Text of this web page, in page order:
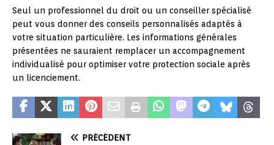
Seul un professionnel du droit ou un conseiller spécialisé
peut vous donner des conseils personnalisés adaptés à
votre situation particulière. Les informations générales
présentées ne sauraient remplacer un accompagnement
individualisé pour optimiser votre protection sociale après
un licenciement.
PRÉCÉDENT